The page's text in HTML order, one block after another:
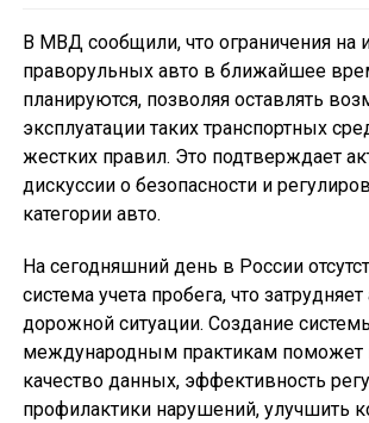
В МВД сообщили, что ограничения на
праворульных авто в ближайшее
планируются, позволяя оставлять
эксплуатации таких транспортных
жестких правил. Это подтверждает
дискуссии о безопасности и
категории авто.
На сегодняшний день в России
система учета пробега, что затрудняет
дорожной ситуации. Создание
международным практикам поможет
качество данных, эффективность
профилактики нарушений, улучшить